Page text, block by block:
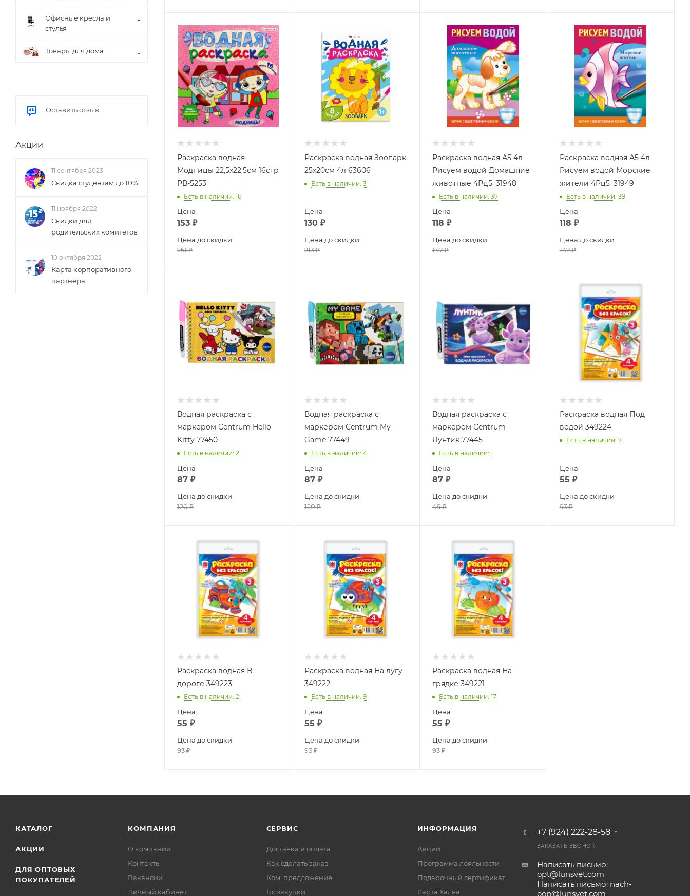
Раскраска водная
Модницы 22,5х22,5см 16стр
РВ-5253
Есть в наличии: 16
Цена
153 ₽
Цена до скидки
251₽
Раскраска водная Зоопарк
25х20см 4л 63606
Есть в наличии: 3
Цена
130 ₽
Цена до скидки
213₽
Раскраска водная А5 4л
Рисуем водой Домашние
животные 4Рц5_31948
Есть в наличии: 37
Цена
118 ₽
Цена до скидки
147₽
Раскраска водная А5 4л
Рисуем водой Морские
жители 4Рц5_31949
Есть в наличии: 39
Цена
118 ₽
Цена до скидки
147₽
Водная раскраска с
маркером Centrum Hello
Kitty 77450
Есть в наличии: 2
Цена
87 ₽
Цена до скидки
120₽
Водная раскраска с
маркером Centrum My
Game 77449
Есть в наличии: 4
Цена
87 ₽
Цена до скидки
120₽
Водная раскраска с
маркером Centrum
Лунтик 77445
Есть в наличии: 1
Цена
87₽
Цена до скидки
49₽
Раскраска водная Под
водой 349224
Есть в наличии: 7
Цена
55 ₽
Цена до скидки
93₽
Раскраска водная В
дороге 349223
Есть в наличии: 2
Цена
55 ₽
Цена до скидки
93₽
Раскраска водная На лугу
349222
Есть в наличии: 9
Цена
55 ₽
Цена до скидки
93₽
Раскраска водная На
грядке 349221
Есть в наличии: 17
Цена
55 ₽
Цена до скидки
93₽
Офисные кресла и
стулья
Товары для дома
Оставить отзыв
Акции
11 сентября 2023
Скидка студентам до 10%
11 ноября 2022
Скидки для
родительских комитетов
10 октября 2022
Карта корпоративного
партнера
КАТАЛОГ
АКЦИИ
ДЛЯ ОПТОВЫХ
ПОКУПАТЕЛЕЙ
КОМПАНИЯ
О компании
Контакты
Вакансии
Личный кабинет
СЕРВИС
Доставка и оплата
Как сделать заказ
Ком. предложение
Госзакупки
ИНФОРМАЦИЯ
Акции
Программа лояльности
Подарочный сертификат
Карта Халва
+7 (924) 222-28-58
ЗАКАЗАТЬ ЗВОНОК
Написать письмо:
opt@lunsvet.com
Написать письмо: nach-
oop@lunsvet.com